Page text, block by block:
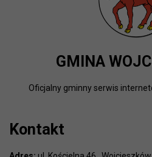
GMINA
Oficjalny gminny serwis
Kontakt